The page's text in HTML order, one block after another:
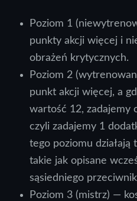
Poziom 1
punkty akcji więcej i
obrażeń krytycznych.
Poziom 2
punkt akcji więcej, a
wartość 12, zadajemy
czyli zadajemy 1
tego poziomu
takie jak opisane
sąsiedniego
Poziom 3 (mistrz) —